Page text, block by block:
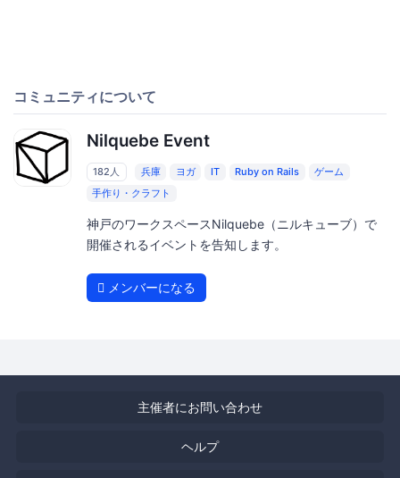
コミュニティについて
Nilquebe Event
182人 兵庫 ヨガ IT Ruby on Rails
ゲーム
手作り・クラフト
神戸のワークスペースNilquebe（ニルキューブ）で
開催されるイベントを告知します。
メンバーになる
主催者にお問い合わせ
ヘルプ